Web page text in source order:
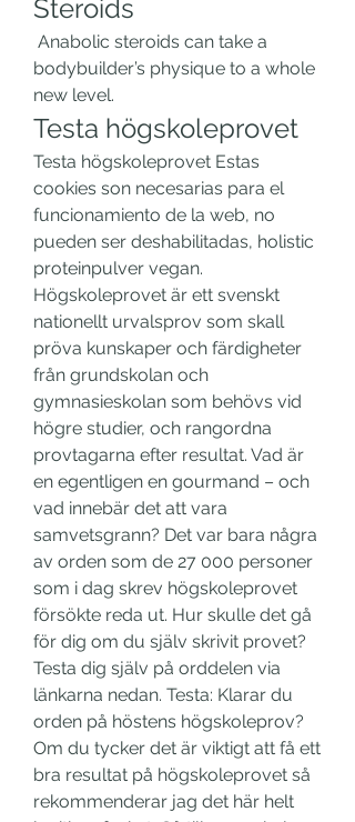
Steroids
bodybuilder’s physique to a whole
new level.
Testa högskoleprovet
Testa högskoleprovet Estas
cookies son necesarias para el
funcionamiento de la web, no
pueden ser deshabilitadas, holistic
proteinpulver vegan.
Högskoleprovet är ett svenskt
nationellt urvalsprov som skall
pröva kunskaper och färdigheter
från grundskolan och
gymnasieskolan som behövs vid
högre studier, och rangordna
provtagarna efter resultat. Vad är
en egentligen en gourmand – och
vad innebär det att vara
samvetsgrann? Det var bara några
av orden som de 27 000 personer
som i dag skrev högskoleprovet
försökte reda ut. Hur skulle det gå
för dig om du själv skrivit provet?
Testa dig själv på orddelen via
länkarna nedan. Testa: Klarar du
orden på höstens högskoleprov?
Om du tycker det är viktigt att få ett
bra resultat på högskoleprovet så
rekommenderar jag det här helt